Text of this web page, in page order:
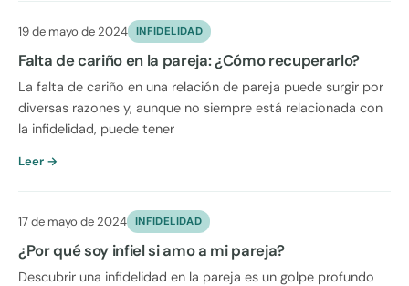
19 de mayo de 2024 INFIDELIDAD
Falta de cariño en la pareja: ¿Cómo recuperarlo?
La falta de cariño en una relación de pareja puede surgir por
diversas razones y, aunque no siempre está relacionada con
la infidelidad, puede tener
Leer →
17 de mayo de 2024 INFIDELIDAD
¿Por qué soy infiel si amo a mi pareja?
Descubrir una infidelidad en la pareja es un golpe profundo